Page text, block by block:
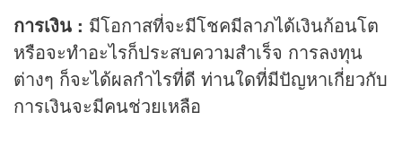
การเงิน : มีโอกาสที่จะมีโชคมีลาภได้เงินก้อนโต
หรือจะทำอะไรก็ประสบความสำเร็จ การลงทุน
ต่างๆ ก็จะได้ผลกำไรที่ดี ท่านใดที่มีปัญหาเกี่ยวกับ
การเงินจะมีคนช่วยเหลือ